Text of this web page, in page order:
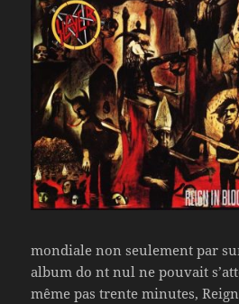
mondiale non seulement par
album do nt nul ne pouvait
même pas trente minutes,